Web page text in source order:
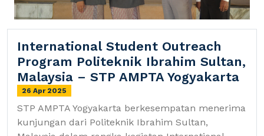
International Student Outreach
Program Politeknik Ibrahim Sultan,
Malaysia – STP AMPTA Yogyakarta
26 Apr 2025
STP AMPTA Yogyakarta berkesempatan menerima
kunjungan dari Politeknik Ibrahim Sultan,